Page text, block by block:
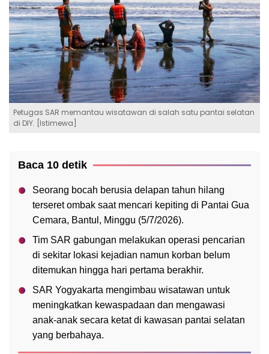
Petugas SAR memantau wisatawan di salah satu pantai selatan
di DIY. [Istimewa]
Baca 10 detik
Seorang bocah berusia delapan tahun hilang
terseret ombak saat mencari kepiting di Pantai Gua
Cemara, Bantul, Minggu (5/7/2026).
Tim SAR gabungan melakukan operasi pencarian
di sekitar lokasi kejadian namun korban belum
ditemukan hingga hari pertama berakhir.
SAR Yogyakarta mengimbau wisatawan untuk
meningkatkan kewaspadaan dan mengawasi
anak-anak secara ketat di kawasan pantai selatan
yang berbahaya.